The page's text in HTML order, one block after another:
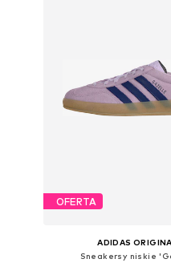
OFERTA
ADIDAS
Sneakersy niskie